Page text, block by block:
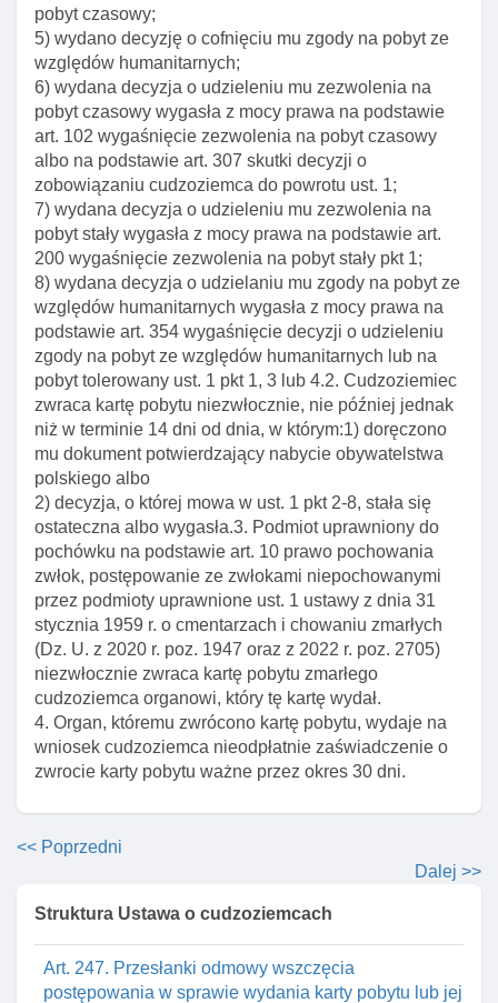
pobyt czasowy;
5) wydano decyzję o cofnięciu mu zgody na pobyt ze
względów humanitarnych;
6) wydana decyzja o udzieleniu mu zezwolenia na
pobyt czasowy wygasła z mocy prawa na podstawie
art. 102 wygaśnięcie zezwolenia na pobyt czasowy
albo na podstawie art. 307 skutki decyzji o
zobowiązaniu cudzoziemca do powrotu ust. 1;
7) wydana decyzja o udzieleniu mu zezwolenia na
pobyt stały wygasła z mocy prawa na podstawie art.
200 wygaśnięcie zezwolenia na pobyt stały pkt 1;
8) wydana decyzja o udzielaniu mu zgody na pobyt ze
względów humanitarnych wygasła z mocy prawa na
podstawie art. 354 wygaśnięcie decyzji o udzieleniu
zgody na pobyt ze względów humanitarnych lub na
pobyt tolerowany ust. 1 pkt 1, 3 lub 4.2. Cudzoziemiec
zwraca kartę pobytu niezwłocznie, nie później jednak
niż w terminie 14 dni od dnia, w którym:1) doręczono
mu dokument potwierdzający nabycie obywatelstwa
polskiego albo
2) decyzja, o której mowa w ust. 1 pkt 2-8, stała się
ostateczna albo wygasła.3. Podmiot uprawniony do
pochówku na podstawie art. 10 prawo pochowania
zwłok, postępowanie ze zwłokami niepochowanymi
przez podmioty uprawnione ust. 1 ustawy z dnia 31
stycznia 1959 r. o cmentarzach i chowaniu zmarłych
(Dz. U. z 2020 r. poz. 1947 oraz z 2022 r. poz. 2705)
niezwłocznie zwraca kartę pobytu zmarłego
cudzoziemca organowi, który tę kartę wydał.
4. Organ, któremu zwrócono kartę pobytu, wydaje na
wniosek cudzoziemca nieodpłatnie zaświadczenie o
zwrocie karty pobytu ważne przez okres 30 dni.
<< Poprzedni
Dalej >>
Struktura Ustawa o cudzoziemcach
Art. 230. Termin składania wniosku o wymianę
dokumentów
Art. 231. Wymogi wniosku o wydanie lub wymianę
dokumentów
Art. 232. Zawiadomienie o utracie lub uszkodzeniu
dokumentu
Art. 233. Zawiadomienie o odzyskaniu utraconego
dokumentu
Art. 234. Obowiązki znalazcy dokumentu
cudzoziemca
Art. 235. Opłata za wydanie lub wymianę
dokumentów
Art. 236. Zwolnienie z opłaty za wydanie lub
wymianę dokumentów
Art. 236a. Zwrot opłaty uiszczonej w sprawie
wydania polskiego dokumentu podróży dla
cudzoziemca
Art. 237. Ulga w opłacie za wydanie lub wymianę
dokumentów
Art. 238. Podwyższona opłata za wymianę
utraconych lub zniszczonych dokumentów
Art. 239. Delegacja ustawowa
Art. 240. Przesłanki wydania karty pobytu
Art. 241. Przesłanki wymiany karty pobytu
Art. 242. Uprawnienia wynikające z karty pobytu
Art. 243. Okres ważnośCI karty pobytu
Art. 244. Dane zawarte w karcie pobytu
Art. 245. Właściwość organów w sprawach karty
Art. 246. Pobieranie odcisków linii papilarnych od
Art. 247. Przesłanki odmowy wszczęcia
postępowania w sprawie wydania karty pobytu lub jej